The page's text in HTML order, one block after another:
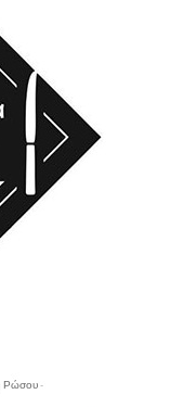
Ρώσου -